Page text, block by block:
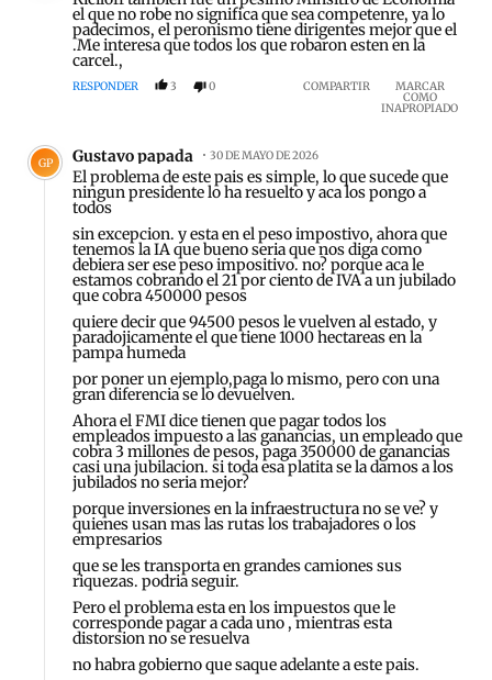
el que no robe no significa que sea competenre, ya lo
padecimos, el peronismo tiene dirigentes mejor que el
.Me interesa que todos los que robaron esten en la
carcel.,
RESPONDER 3 0 COMPARTIR MARCAR
COMO
INAPROPIADO
Comentario de Gustavo papada.
GP Gustavo papada 30 DE MAYO DE 2026
El problema de este pais es simple, lo que sucede que
ningun presidente lo ha resuelto y aca los pongo a
todos
sin excepcion. y esta en el peso impostivo, ahora que
tenemos la IA que bueno seria que nos diga como
debiera ser ese peso impositivo. no? porque aca le
estamos cobrando el 21 por ciento de IVA a un jubilado
que cobra 450000 pesos
quiere decir que 94500 pesos le vuelven al estado, y
paradojicamente el que tiene 1000 hectareas en la
pampa humeda
por poner un ejemplo,paga lo mismo, pero con una
gran diferencia se lo devuelven.
Ahora el FMI dice tienen que pagar todos los
empleados impuesto a las ganancias, un empleado que
cobra 3 millones de pesos, paga 350000 de ganancias
casi una jubilacion. si toda esa platita se la damos a los
jubilados no seria mejor?
porque inversiones en la infraestructura no se ve? y
quienes usan mas las rutas los trabajadores o los
empresarios
que se les transporta en grandes camiones sus
riquezas. podria seguir.
Pero el problema esta en los impuestos que le
corresponde pagar a cada uno , mientras esta
distorsion no se resuelva
no habra gobierno que saque adelante a este pais.